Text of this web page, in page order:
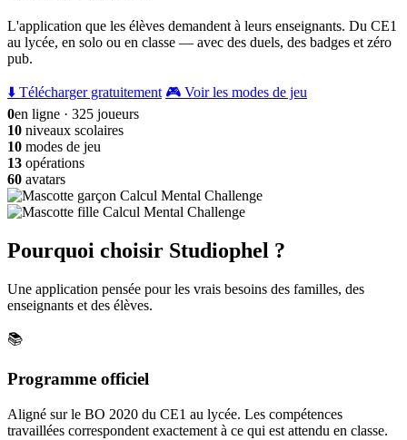
L'application que les élèves demandent à leurs enseignants. Du CE1
au lycée, en solo ou en classe — avec des duels, des badges et zéro
pub.
⬇️ Télécharger gratuitement 🎮 Voir les modes de jeu
0en ligne · 325 joueurs
10 niveaux scolaires
10 modes de jeu
13 opérations
60 avatars
Pourquoi choisir Studiophel ?
Une application pensée pour les vrais besoins des familles, des
enseignants et des élèves.
📚
Programme officiel
Aligné sur le BO 2020 du CE1 au lycée. Les compétences
travaillées correspondent exactement à ce qui est attendu en classe.